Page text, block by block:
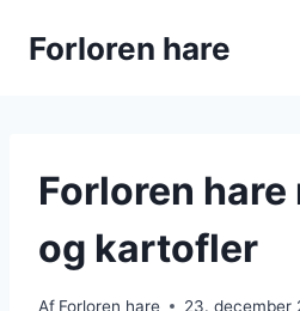
Forloren hare
Forloren hare
og kartofler
Af Forloren hare 23. december